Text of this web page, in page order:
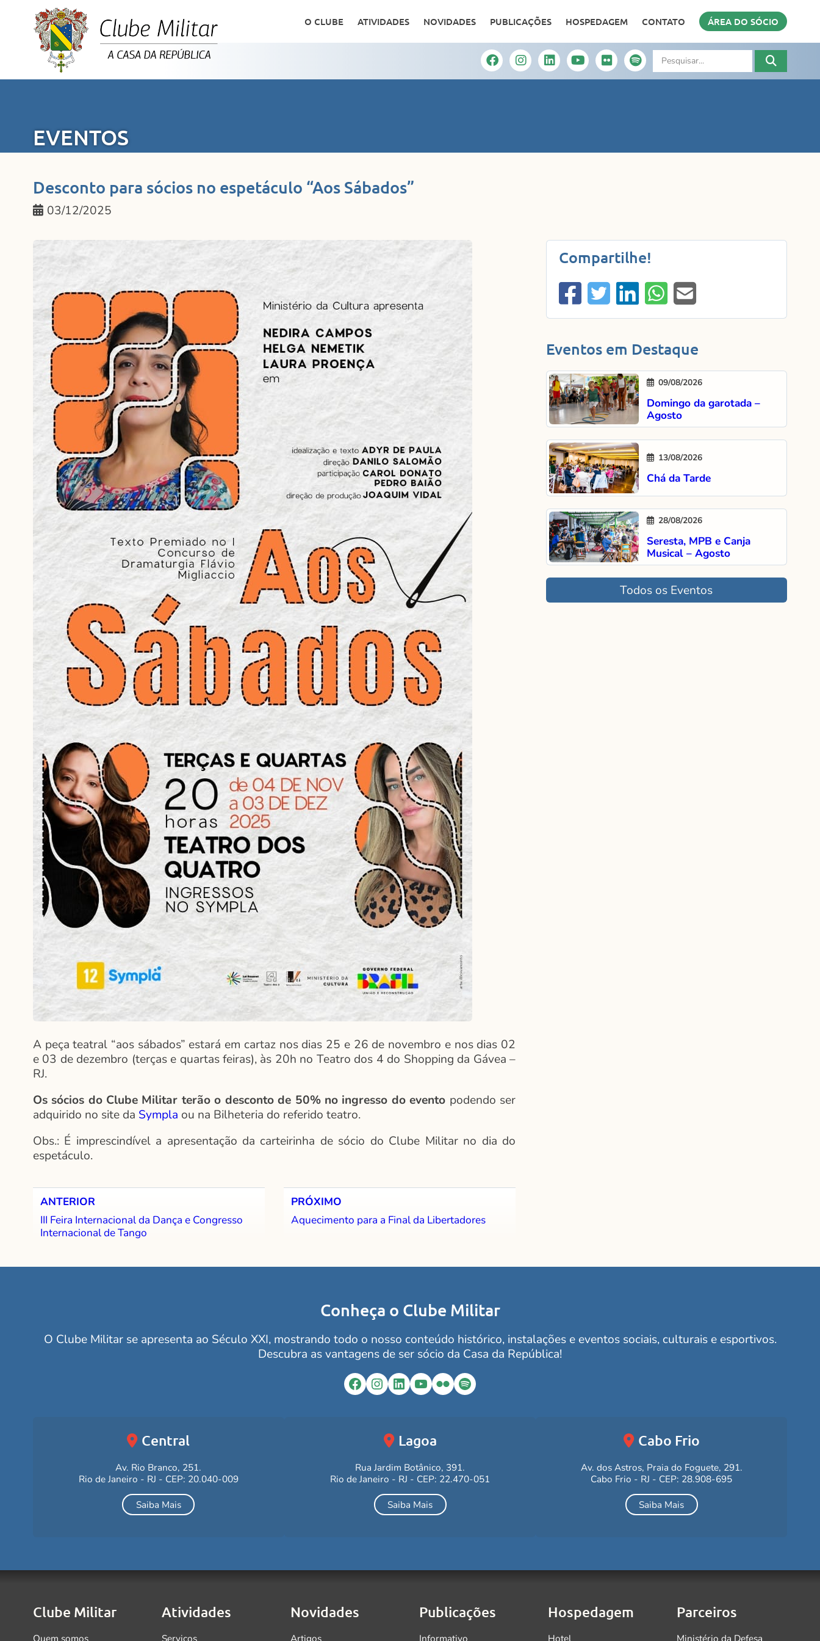
O CLUBE ATIVIDADES NOVIDADES PUBLICAÇÕES HOSPEDAGEM CONTATO ÁREA DO SÓCIO
EVENTOS
Desconto para sócios no espetáculo “Aos Sábados”
03/12/2025
A peça teatral “aos sábados” estará em cartaz nos dias 25 e 26 de novembro e nos dias 02
e 03 de dezembro (terças e quartas feiras), às 20h no Teatro dos 4 do Shopping da Gávea –
RJ.
Os sócios do Clube Militar terão o desconto de 50% no ingresso do evento podendo ser
adquirido no site da Sympla ou na Bilheteria do referido teatro.
Obs.: É imprescindível a apresentação da carteirinha de sócio do Clube Militar no dia do
espetáculo.
ANTERIOR
III Feira Internacional da Dança e Congresso
Internacional de Tango
PRÓXIMO
Aquecimento para a Final da Libertadores
Compartilhe!
Eventos em Destaque
09/08/2026
Domingo da garotada –
Agosto
13/08/2026
Chá da Tarde
28/08/2026
Seresta, MPB e Canja
Musical – Agosto
Todos os Eventos
Conheça o Clube Militar
O Clube Militar se apresenta ao Século XXI, mostrando todo o nosso conteúdo histórico, instalações e eventos sociais, culturais e esportivos.
Descubra as vantagens de ser sócio da Casa da República!
Facebook
Instagram
LinkedIn
YouTube
FlickrSpotify
Central
Av. Rio Branco, 251.
Rio de Janeiro - RJ - CEP: 20.040-009
Saiba Mais
Lagoa
Rua Jardim Botânico, 391.
Rio de Janeiro - RJ - CEP: 22.470-051
Saiba Mais
Cabo Frio
Av. dos Astros, Praia do Foguete, 291.
Cabo Frio - RJ - CEP: 28.908-695
Saiba Mais
Clube Militar Atividades Novidades Publicações Hospedagem Parceiros